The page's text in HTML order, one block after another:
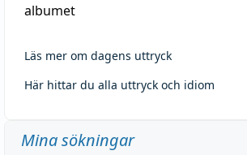
albumet
Läs mer om dagens uttryck
Här hittar du alla uttryck och idiom
Mina sökningar